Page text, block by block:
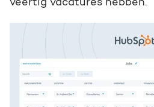
veertig vacatures hebben.